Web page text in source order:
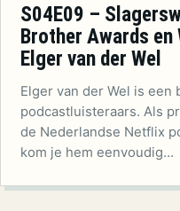
S04E09 –
Brother Awards en
Elger van der Wel
Elger van der Wel is een
podcastluisteraars. Als
de Nederlandse Netflix
kom je hem eenvoudig…